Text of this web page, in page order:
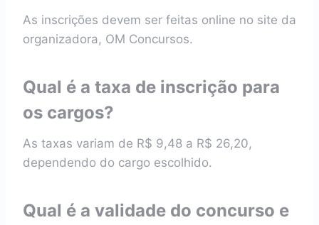
As inscrições devem ser feitas online no site da
organizadora, OM Concursos.
Qual é a taxa de inscrição para
os cargos?
As taxas variam de R$ 9,48 a R$ 26,20,
dependendo do cargo escolhido.
Qual é a validade do concurso e